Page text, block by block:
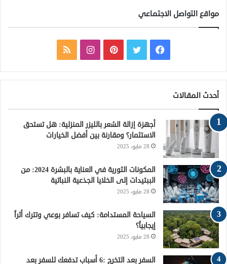
مواقع التواصل الاجتماعي
ي
ب
و
ك
و
ت
ر
ي
ت
ي
ي
ت
ن
ت
ق
ا
ل
ص
ا
م
ق
R
أحدث المقالات
أجهزة إزالة الشعر بالليزر المنزلية: هل تستحق
الاستثمار؟ ومقارنة بين أفضل الخيارات
28 مايو، 2025
المكونات الثورية في العناية بالبشرة 2024: من
الببتيدات إلى الخلايا الجذعية النباتية
28 مايو، 2025
السياحة المستدامة: كيف تسافر بوعي وتترك أثراً
إيجابياً؟
28 مايو، 2025
السفر بعد التخرج :6 أسباب تدفعك للسفر بعد